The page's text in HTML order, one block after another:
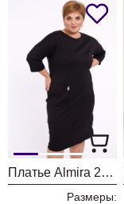
Платье Almira 208 черный
Размеры: